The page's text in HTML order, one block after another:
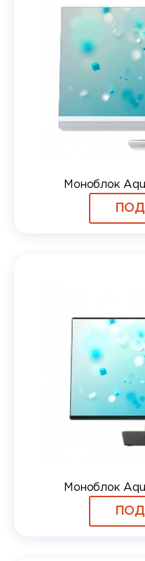
Моноблок
Моноблок